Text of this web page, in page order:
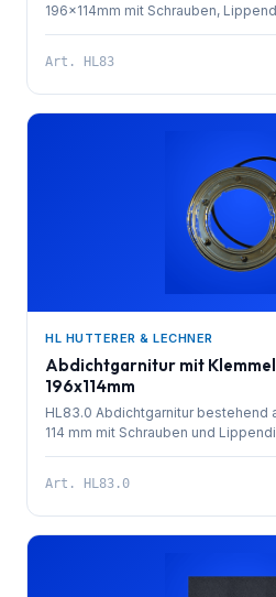
196x114mm mit Schrauben,
400x400mm
Art. HL83
HL HUTTERER & LECHNER
Abdichtgarnitur mit
196x114mm
HL83.0 Abdichtgarnitur bestehend
114 mm mit Schrauben und
Art. HL83.0